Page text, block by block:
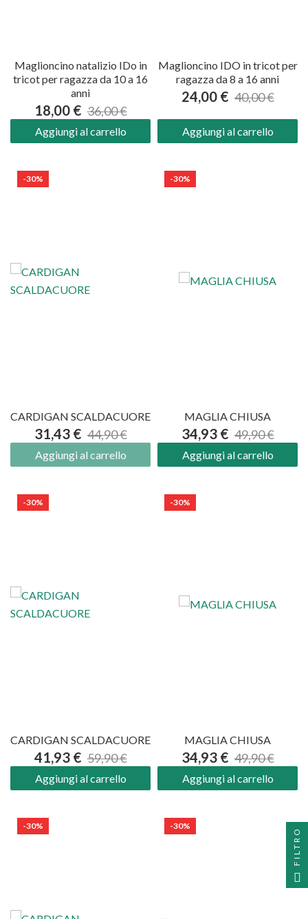
Maglioncino natalizio IDo in
tricot per ragazza da 10 a 16
anni
18,00 € 36,00 €
Aggiungi al carrello
Maglioncino IDO in tricot per
ragazza da 8 a 16 anni
24,00 € 40,00 €
Aggiungi al carrello
-30%
CARDIGAN SCALDACUORE
31,43 € 44,90 €
Aggiungi al carrello
-30%
MAGLIA CHIUSA
34,93 € 49,90 €
Aggiungi al carrello
-30%
CARDIGAN SCALDACUORE
41,93 € 59,90 €
Aggiungi al carrello
-30%
MAGLIA CHIUSA
34,93 € 49,90 €
Aggiungi al carrello
-30% -30%
FILTRO